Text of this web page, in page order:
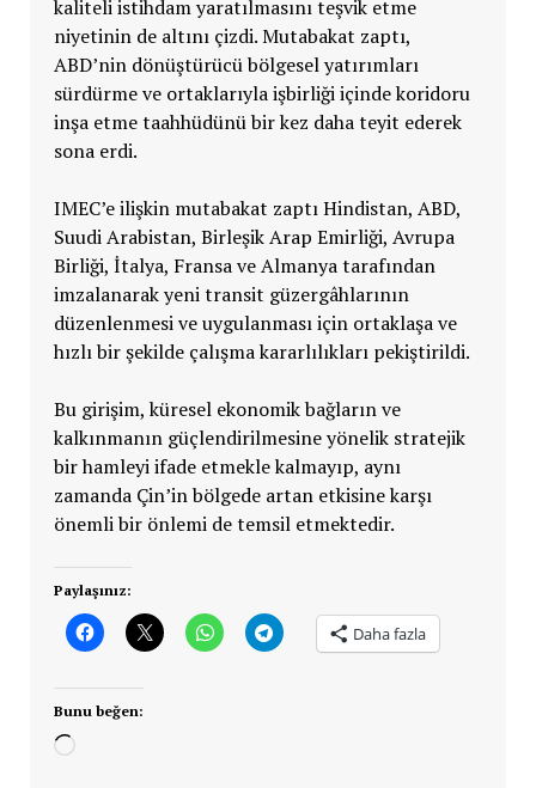
kaliteli istihdam yaratılmasını teşvik etme
niyetinin de altını çizdi. Mutabakat zaptı,
ABD’nin dönüştürücü bölgesel yatırımları
sürdürme ve ortaklarıyla işbirliği içinde koridoru
inşa etme taahhüdünü bir kez daha teyit ederek
sona erdi.
IMEC’e ilişkin mutabakat zaptı Hindistan, ABD,
Suudi Arabistan, Birleşik Arap Emirliği, Avrupa
Birliği, İtalya, Fransa ve Almanya tarafından
imzalanarak yeni transit güzergâhlarının
düzenlenmesi ve uygulanması için ortaklaşa ve
hızlı bir şekilde çalışma kararlılıkları pekiştirildi.
Bu girişim, küresel ekonomik bağların ve
kalkınmanın güçlendirilmesine yönelik stratejik
bir hamleyi ifade etmekle kalmayıp, aynı
zamanda Çin’in bölgede artan etkisine karşı
önemli bir önlemi de temsil etmektedir.
Paylaşınız:
Daha fazla
Bunu beğen:
Yükleniyor...